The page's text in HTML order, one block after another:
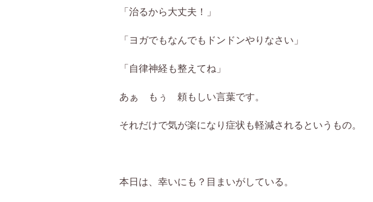
「治るから大丈夫！」
「ヨガでもなんでもドンドンやりなさい」
「自律神経も整えてね」
あぁ もぅ 頼もしい言葉です。
それだけで気が楽になり症状も軽減されるというもの。
本日は、幸いにも？目まいがしている。